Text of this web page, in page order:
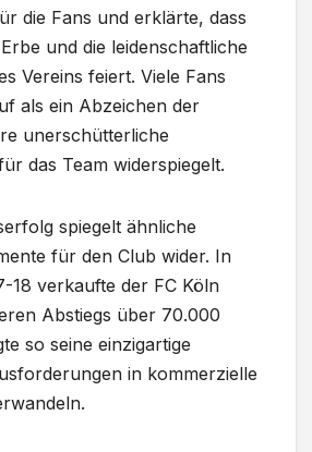
die Fans und erklärte, dass
und die leidenschaftliche
Vereins feiert. Viele Fans
als ein Abzeichen der
unerschütterliche
das Team widerspiegelt.
spiegelt ähnliche
für den Club wider. In
18 verkaufte der FC Köln
Abstiegs über 70.000
so seine einzigartige
in kommerzielle